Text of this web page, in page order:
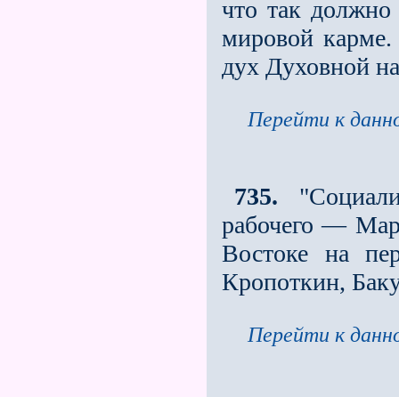
что так должно
мировой
дух Духовной
Перейти к
735.
рабочего —
Востоке на
Кропоткин,
Перейти к